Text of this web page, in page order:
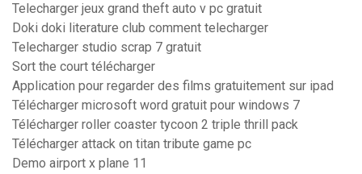
Telecharger jeux grand theft auto v pc gratuit
Doki doki literature club comment telecharger
Telecharger studio scrap 7 gratuit
Sort the court télécharger
Application pour regarder des films gratuitement sur ipad
Télécharger microsoft word gratuit pour windows 7
Télécharger roller coaster tycoon 2 triple thrill pack
Télécharger attack on titan tribute game pc
Demo airport x plane 11